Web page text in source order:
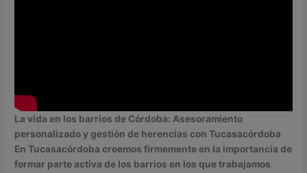
La vida en los barrios de Córdoba: Asesoramiento
personalizado y gestión de herencias con Tucasacórdoba
En Tucasacórdoba creemos firmemente en la importancia de
formar parte activa de los barrios en los que trabajamos.